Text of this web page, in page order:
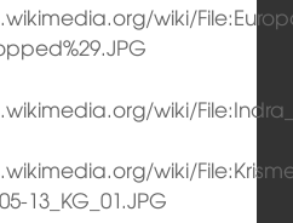
wiki/
wiki/
wiki/
13_KG_01.JPG